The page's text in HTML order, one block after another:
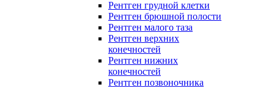
Рентген грудной клетки
Рентген брюшной полости
Рентген малого таза
Рентген верхних
конечностей
Рентген нижних
конечностей
Рентген позвоночника